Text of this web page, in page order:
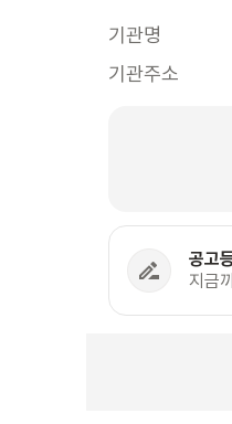
기관명
기관주소
공고
지금